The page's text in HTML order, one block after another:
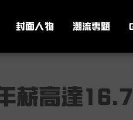
封面人物 潮流專題
薪高達